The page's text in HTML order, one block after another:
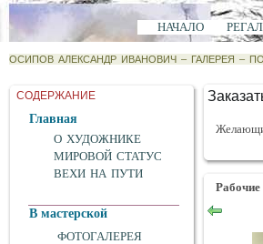
НАЧАЛО
ОСИПОВ АЛЕКСАНДР ИВАНОВИЧ – ГАЛЕРЕЯ –
СОДЕРЖАНИЕ
Главная
О ХУДОЖНИКЕ
МИРОВОЙ СТАТУС
ВЕХИ НА ПУТИ
В мастерской
ФОТОГАЛЕРЕЯ
Рабочие